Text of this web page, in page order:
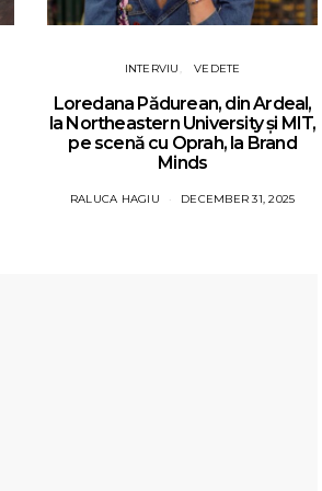
INTERVIU VEDETE
Loredana Pădurean, din Ardeal,
la Northeastern University și MIT,
pe scenă cu Oprah, la Brand
Minds
RALUCA HAGIU DECEMBER 31, 2025